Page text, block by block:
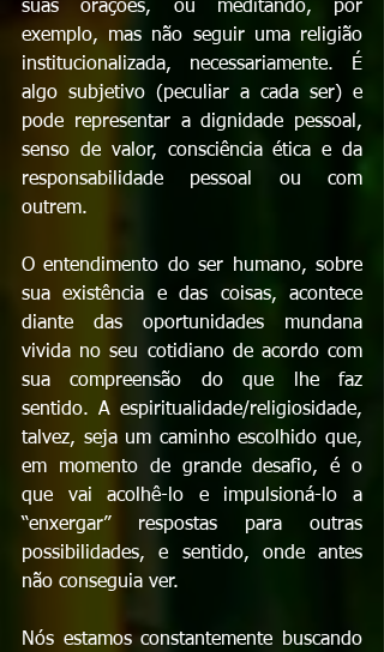
suas orações, ou meditando, por
exemplo, mas não seguir uma religião
institucionalizada, necessariamente. É
algo subjetivo (peculiar a cada ser) e
pode representar a dignidade pessoal,
senso de valor, consciência ética e da
responsabilidade pessoal ou com
outrem.
O entendimento do ser humano, sobre
sua existência e das coisas, acontece
diante das oportunidades mundana
vivida no seu cotidiano de acordo com
sua compreensão do que lhe faz
sentido. A espiritualidade/religiosidade,
talvez, seja um caminho escolhido que,
em momento de grande desafio, é o
que vai acolhê-lo e impulsioná-lo a
“enxergar” respostas para outras
possibilidades, e sentido, onde antes
não conseguia ver.
Nós estamos constantemente buscando